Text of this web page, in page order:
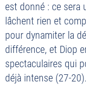
est donné : ce sera
lâchent rien et
pour dynamiter la
différence, et Diop
spectaculaires qui
déjà intense (27-20).